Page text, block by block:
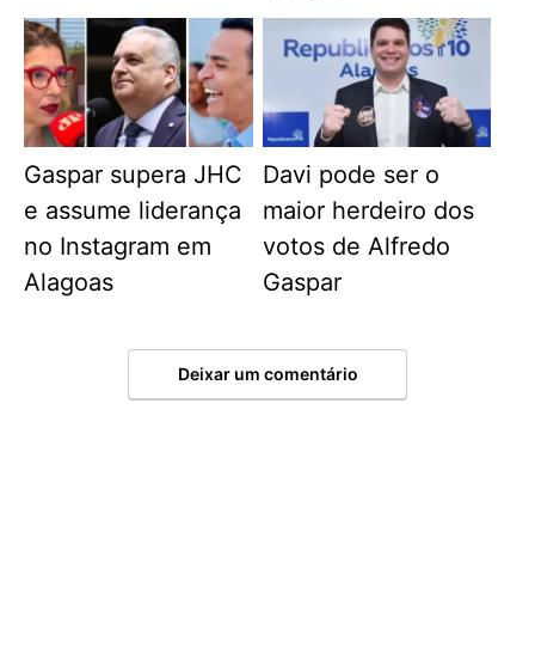
Gaspar supera JHC
e assume liderança
no Instagram em
Alagoas
Davi pode ser o
maior herdeiro dos
votos de Alfredo
Gaspar
Deixar um comentário